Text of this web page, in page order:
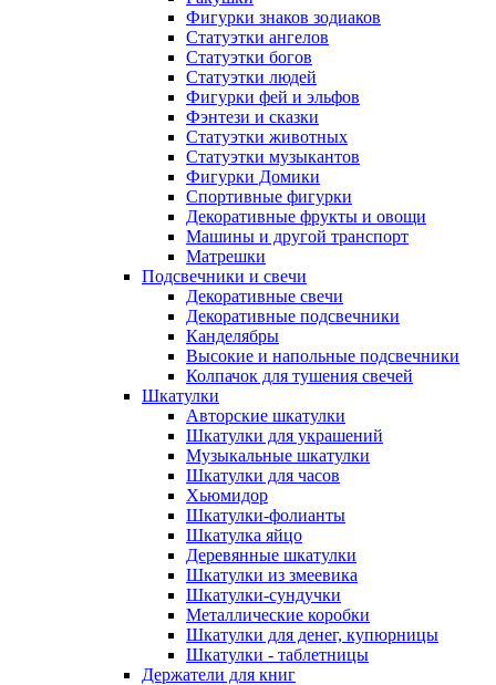
Фигурки знаков зодиаков
Статуэтки ангелов
Статуэтки богов
Статуэтки людей
Фигурки фей и эльфов
Фэнтези и сказки
Статуэтки животных
Статуэтки музыкантов
Фигурки Домики
Спортивные фигурки
Декоративные фрукты и овощи
Машины и другой транспорт
Матрешки
Подсвечники и свечи
Декоративные свечи
Декоративные подсвечники
Канделябры
Высокие и напольные подсвечники
Колпачок для тушения свечей
Шкатулки
Авторские шкатулки
Шкатулки для украшений
Музыкальные шкатулки
Шкатулки для часов
Хьюмидор
Шкатулки-фолианты
Шкатулка яйцо
Деревянные шкатулки
Шкатулки из змеевика
Шкатулки-сундучки
Металлические коробки
Шкатулки для денег, купюрницы
Шкатулки - таблетницы
Держатели для книг